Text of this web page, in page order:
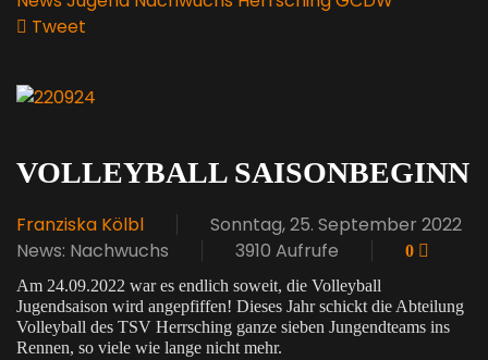
Tweet
VOLLEYBALL SAISONBEGINN
Franziska Kölbl
Sonntag, 25. September 2022
News: Nachwuchs
3910 Aufrufe
0
Am 24.09.2022 war es endlich soweit, die Volleyball
Jugendsaison wird angepfiffen! Dieses Jahr schickt die Abteilung
Volleyball des TSV Herrsching ganze sieben Jungendteams ins
Rennen, so viele wie lange nicht mehr.